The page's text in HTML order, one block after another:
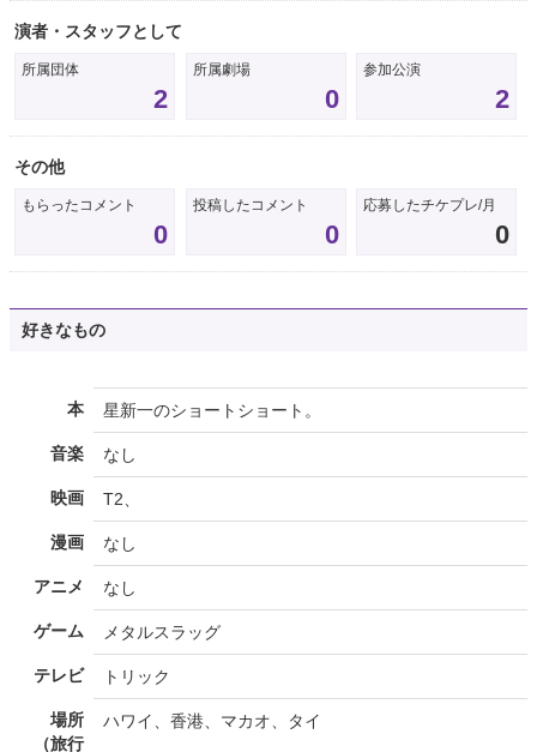
演者・スタッフとして
所属団体
2
所属劇場
0
参加公演
2
その他
もらったコメント
0
投稿したコメント
0
応募したチケプレ/月
0
好きなもの
本 星新一のショートショート。
音楽 なし
映画 T2、
漫画 なし
アニメ なし
ゲーム メタルスラッグ
テレビ トリック
場所
（旅行
ハワイ、香港、マカオ、タイ